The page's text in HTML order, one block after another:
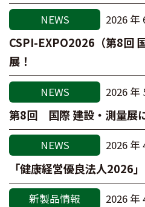
NEWS 2026 年
CSPI-EXPO2026（第8回
展！
NEWS 2026 年
第8回 国際 建設・測量展
NEWS 2026 年
「健康経営優良法人2026
新製品情報 2026 年